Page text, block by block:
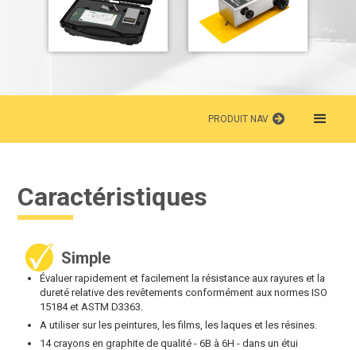
PRODUIT NAV
Caractéristiques
Simple
Évaluer rapidement et facilement la résistance aux rayures et la
dureté relative des revêtements conformément aux normes ISO
15184 et ASTM D3363.
A utiliser sur les peintures, les films, les laques et les résines.
14 crayons en graphite de qualité - 6B à 6H - dans un étui